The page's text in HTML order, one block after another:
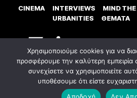
CINEMA INTERVIEWS MIND THE
URBANITIES
ΘΕΜΑΤΑ
© 2023 Εxostispress - All right reserved.
digital agency
Χρησιμοποιούμε cookies για να
προσφέρουμε την καλύτερη εμπειρία
συνεχίσετε να χρησιμοποιείτε
υποθέσουμε ότι είστε
Αποδοχή
Δεν